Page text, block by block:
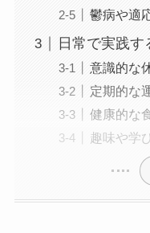
鬱病や適
日常で実践
意識的な
定期的な
健康的な
趣味や学